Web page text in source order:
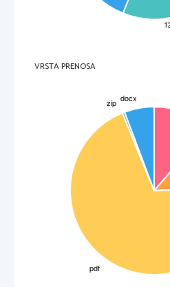
Adenin je purinska baza. Z ribozo daje
Gvanin je tako kot adenin purinska
svetlikajočih luskah rib in plazilcev.
VRSTA PRENOSA